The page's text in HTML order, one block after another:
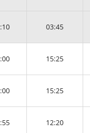
03:45
15:25
15:25
12:20